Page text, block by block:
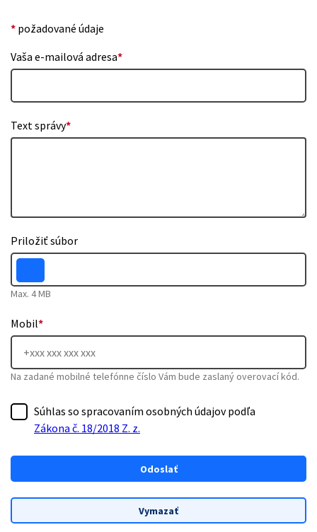
* požadované údaje
Vaša e-mailová adresa*
Text správy*
Priložiť súbor
Max. 4 MB
Mobil*
Na zadané mobilné telefónne číslo Vám bude zaslaný overovací kód.
Súhlas so spracovaním osobných údajov podľa
Zákona č. 18/2018 Z. z.